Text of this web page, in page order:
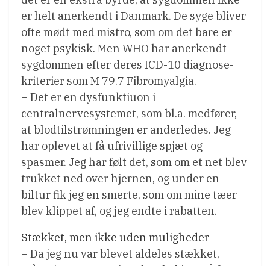
er helt anerkendt i Danmark. De syge bliver
ofte mødt med mistro, som om det bare er
noget psykisk. Men WHO har anerkendt
sygdommen efter deres ICD-10 diagnose-
kriterier som M 79.7 Fibromyalgia.
– Det er en dysfunktiuon i
centralnervesystemet, som bl.a. medfører,
at blodtilstrømningen er anderledes. Jeg
har oplevet at få ufrivillige spjæt og
spasmer. Jeg har følt det, som om et net blev
trukket ned over hjernen, og under en
biltur fik jeg en smerte, som om mine tæer
blev klippet af, og jeg endte i rabatten.
Stækket, men ikke uden muligheder
– Da jeg nu var blevet aldeles stækket,